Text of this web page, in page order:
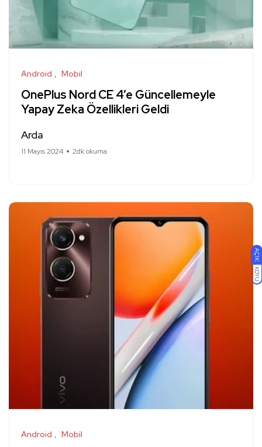
AÇIK
KOYU
Android Mobil
OnePlus Nord CE 4’e Güncellemeyle
Yapay Zeka Özellikleri Geldi
Arda
11 Mayıs 2024 2dk okuma
Android Mobil